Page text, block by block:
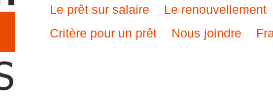
Le prêt sur salaire Le renouvellement
Critère pour un prêt
Nous joindre